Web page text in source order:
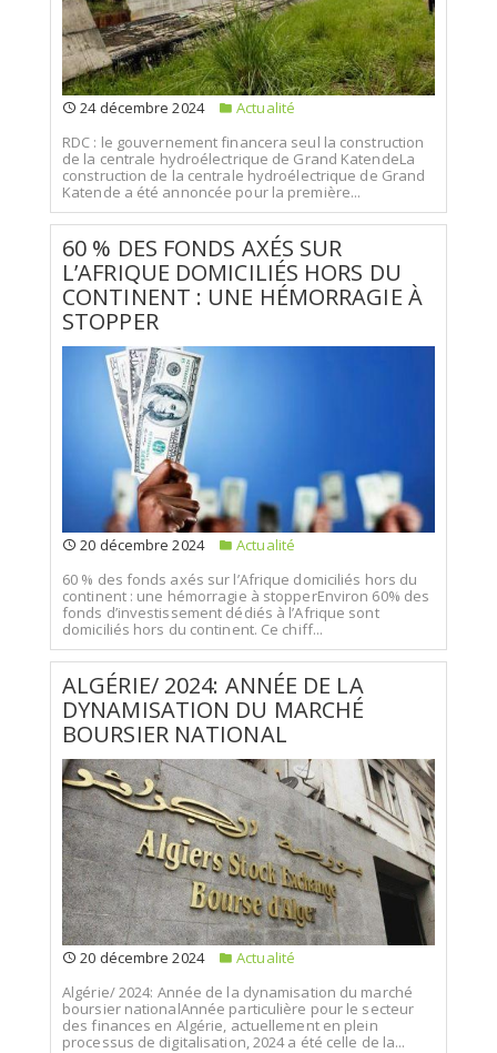
24 décembre 2024
Actualité
RDC : le gouvernement financera seul la construction
de la centrale hydroélectrique de Grand KatendeLa
construction de la centrale hydroélectrique de Grand
Katende a été annoncée pour la première...
60 % DES FONDS AXÉS SUR
L’AFRIQUE DOMICILIÉS HORS DU
CONTINENT : UNE HÉMORRAGIE À
STOPPER
20 décembre 2024
Actualité
60 % des fonds axés sur l’Afrique domiciliés hors du
continent : une hémorragie à stopperEnviron 60% des
fonds d’investissement dédiés à l’Afrique sont
domiciliés hors du continent. Ce chiff...
ALGÉRIE/ 2024: ANNÉE DE LA
DYNAMISATION DU MARCHÉ
BOURSIER NATIONAL
20 décembre 2024
Actualité
Algérie/ 2024: Année de la dynamisation du marché
boursier nationalAnnée particulière pour le secteur
des finances en Algérie, actuellement en plein
processus de digitalisation, 2024 a été celle de la...